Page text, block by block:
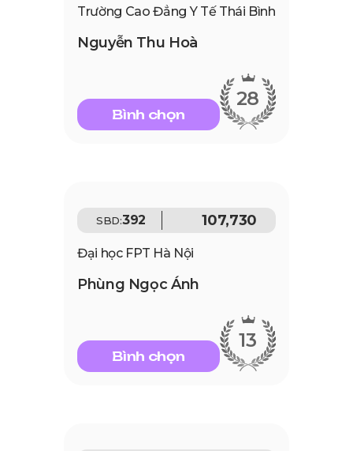
Trường Cao Đẳng Y Tế Thái Bình
Nguyễn Thu Hoà
Bình chọn
28
SBD:392 107,730
Đại học FPT Hà Nội
Phùng Ngọc Ánh
Bình chọn
13